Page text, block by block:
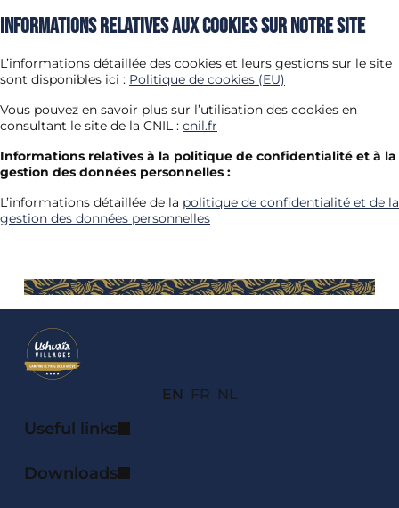
Informations relatives aux cookies sur notre site
L’informations détaillée des cookies et leurs gestions sur le site
sont disponibles ici : Politique de cookies (EU)
Vous pouvez en savoir plus sur l’utilisation des cookies en
consultant le site de la CNIL : cnil.fr
Informations relatives à la politique de confidentialité et à la
gestion des données personnelles :
L’informations détaillée de la politique de confidentialité et de la
gestion des données personnelles
FR
EN NL
Useful links
Downloads